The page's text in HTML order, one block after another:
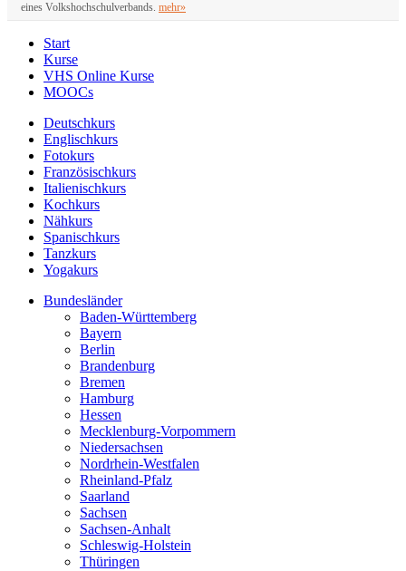
eines Volkshochschulverbands. mehr»
Start
Kurse
VHS Online Kurse
MOOCs
Deutschkurs
Englischkurs
Fotokurs
Französischkurs
Italienischkurs
Kochkurs
Nähkurs
Spanischkurs
Tanzkurs
Yogakurs
Bundesländer
Baden-Württemberg
Bayern
Berlin
Brandenburg
Bremen
Hamburg
Hessen
Mecklenburg-Vorpommern
Niedersachsen
Nordrhein-Westfalen
Rheinland-Pfalz
Saarland
Sachsen
Sachsen-Anhalt
Schleswig-Holstein
Thüringen